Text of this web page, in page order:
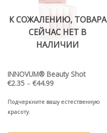
выбрать
странице
К СОЖАЛЕНИЮ, ТОВАРА
СЕЙЧАС НЕТ В
НАЛИЧИИ
INNOVUM® Beauty Shot
€2.35 – €44.99Диапазон
–
€44.99
Подчеркните вашу естественную
красоту.